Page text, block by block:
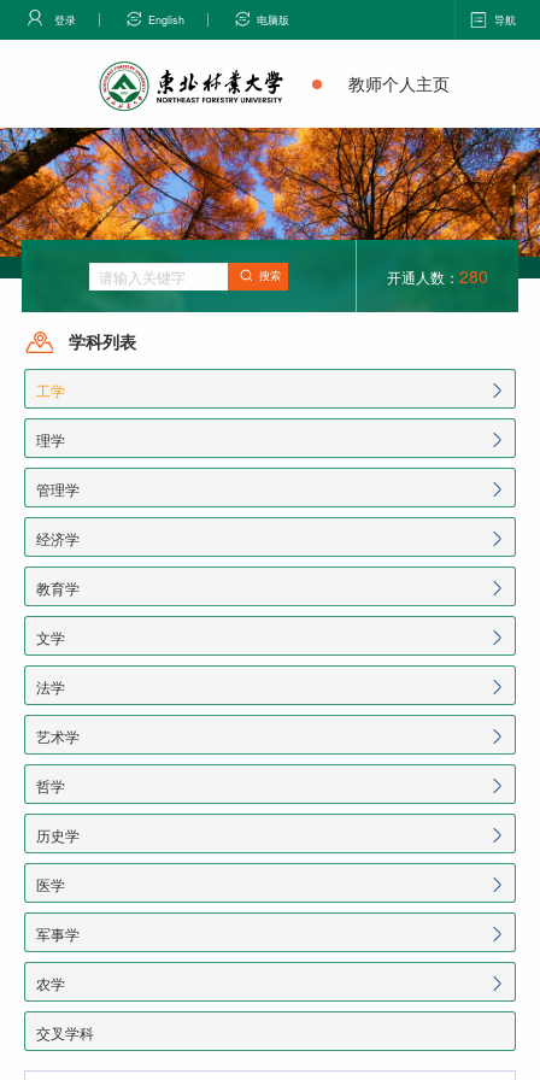
登录 English 电脑版 导航
教师个人主页
搜索 开通人数： 280
学科列表
工学
理学
管理学
经济学
教育学
文学
法学
艺术学
哲学
历史学
医学
军事学
农学
交叉学科